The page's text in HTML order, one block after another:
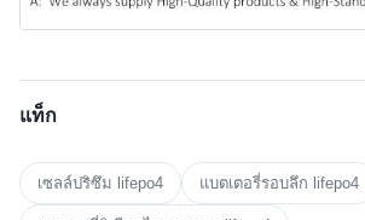
แท็ก
เซลล์ปริซึม lifepo4 แบตเตอรี่รอบลึก lifepo4